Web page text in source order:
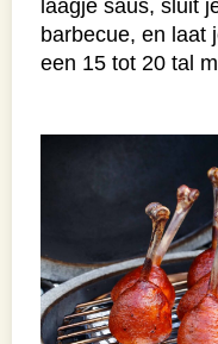
laagje saus, sluit
barbecue, en laat
een 15 tot 20 tal